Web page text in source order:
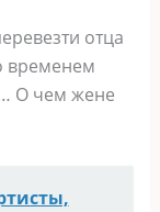
отца
временем
О чем жене